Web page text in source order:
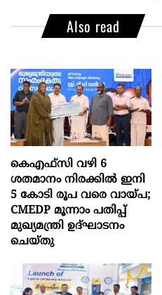
Also read
കെഎഫ്സി വഴി 6
ശതമാനം നിരക്കിൽ ഇനി
5 കോടി രൂപ വരെ വായ്പ;
CMEDP മൂന്നാം പതിപ്പ്
മുഖ്യമന്ത്രി ഉദ്ഘാടനം
ചെയ്തു